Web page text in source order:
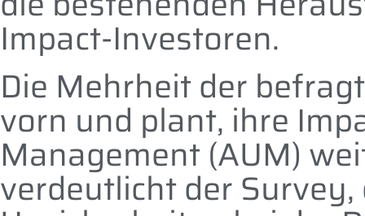
Impact-Investoren.
Die Mehrheit der
vorn und plant, ihre
Management (AUM)
verdeutlicht der